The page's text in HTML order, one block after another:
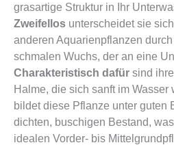
grasartige Struktur in Ihr
Zweifellos unterscheidet sie
anderen Aquarienpflanzen
schmalen Wuchs, der an eine
Charakteristisch dafür sind
Halme, die sich sanft im Wasser
bildet diese Pflanze unter guten
dichten, buschigen Bestand,
idealen Vorder- bis